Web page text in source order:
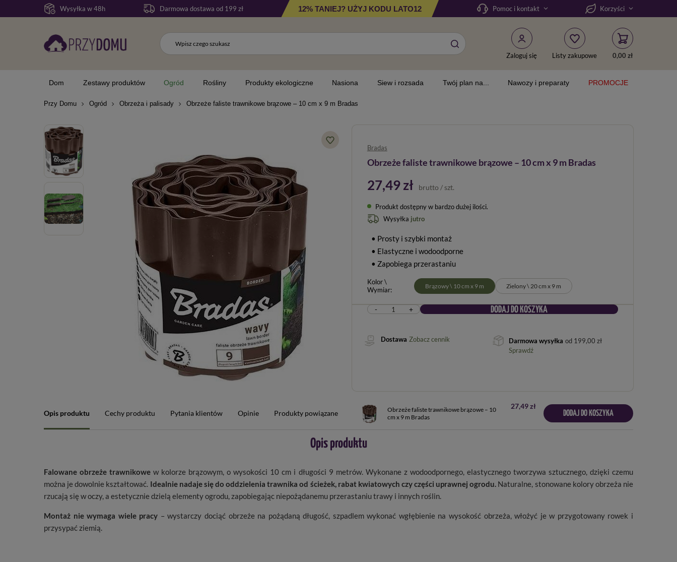
Wysyłka w 48h Darmowa dostawa od 199 zł 12% TANIEJ? UŻYJ KODU LATO12 Pomoc i kontakt Korzyści
Zaloguj się Listy zakupowe 0,00 zł
Dom Zestawy produktów Ogród Rośliny Produkty ekologiczne Nasiona Siew i rozsada Twój plan na... Nawozy i preparaty PROMOCJE
Przy Domu Ogród Obrzeża i palisady Obrzeże faliste trawnikowe brązowe – 10 cm x 9 m Bradas
Bradas
Obrzeże faliste trawnikowe brązowe – 10 cm x 9 m Bradas
27,49 zł brutto / szt.
Produkt dostępny w bardzo dużej ilości
Wysyłka jutro
• Prosty i szybki montaż
• Elastyczne i wodoodporne
• Zapobiega przerastaniu
Kolor \
Wymiar
Brązowy \ 10 cm x 9 m Zielony \ 20 cm x 9 m
- + DODAJ DO KOSZYKA
Dostawa Zobacz cennik Darmowa wysyłka od 199,00 zł
Sprawdź
Opis produktu Cechy produktu Pytania klientów Opinie Produkty powiązane
Obrzeże faliste trawnikowe brązowe – 10
cm x 9 m Bradas
27,49 zł
DODAJ DO KOSZYKA
Opis produktu
Falowane obrzeże trawnikowew kolorze brązowym, o wysokości 10 cm i długości 9 metrów. Wykonane z wodoodpornego, elastycznego tworzywa sztucznego, dzięki czemu
można je dowolnie kształtować. Idealnie nadaje się do oddzielenia trawnika od ścieżek, rabat kwiatowych czy części uprawnej ogrodu. Naturalne, stonowane kolory obrzeża nie
rzucają się w oczy, a estetycznie dzielą elementy ogrodu, zapobiegając niepożądanemu przerastaniu trawy i innych roślin.
Montaż nie wymaga wiele pracy – wystarczy dociąć obrzeże na pożądaną długość, szpadlem wykonać wgłębienie na wysokość obrzeża, włożyć je w przygotowany rowek i
przysypać ziemią.